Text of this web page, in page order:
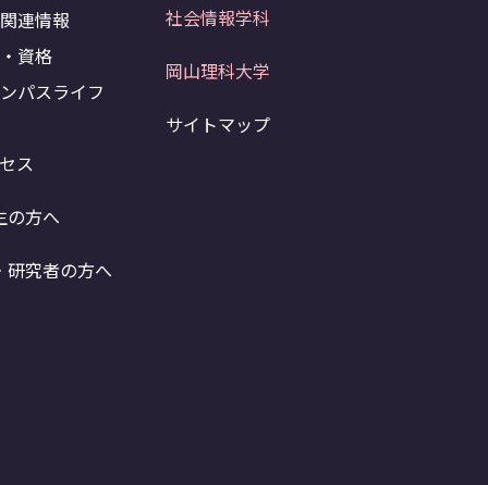
連情報
資格
パスライフ
ス
の方へ
研究者の方へ
社会情報学科
岡山理科大学
サイトマップ